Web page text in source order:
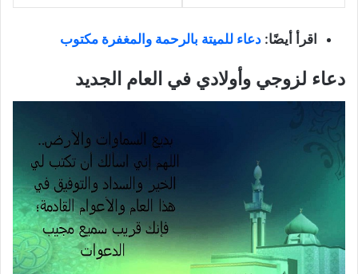
اقرأ أيضًا: دعاء للميتة بالرحمة والمغفرة مكتوب
دعاء لزوجي وأولادي في العام الجديد